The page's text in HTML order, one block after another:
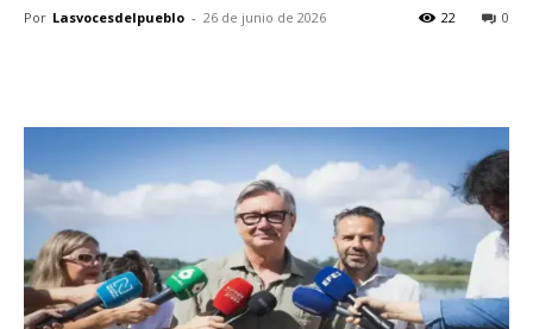
Por Lasvocesdelpueblo - 26 de junio de 2026 0
22